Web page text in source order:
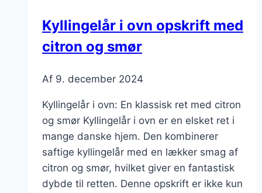
svampe
Kyllingelår i ovn opskrift med
citron og smør
Af 9. december 2024
Kyllingelår i ovn: En klassisk ret med citron
og smør Kyllingelår i ovn er en elsket ret i
mange danske hjem. Den kombinerer
saftige kyllingelår med en lækker smag af
citron og smør, hvilket giver en fantastisk
dybde til retten. Denne opskrift er ikke kun